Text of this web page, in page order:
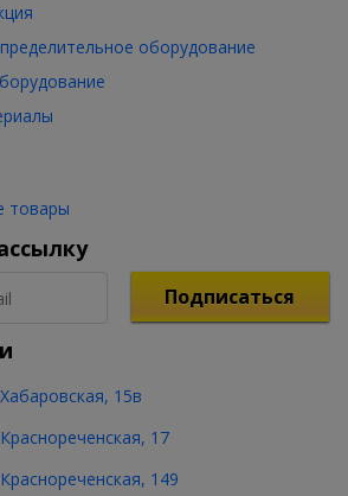
оборудование
товары
Подписаться
15в
17
149